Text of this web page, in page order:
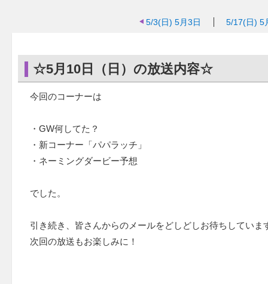
5/3(日) 5月3日 5/17(日) 5
☆5月10日（日）の放送内容☆
今回のコーナーは
・GW何してた？
・新コーナー「パパラッチ」
・ネーミングダービー予想
でした。
引き続き、皆さんからのメールをどしどしお待ちしていま
次回の放送もお楽しみに！